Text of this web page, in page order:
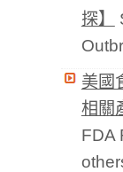
探】
美國
相關
FDA